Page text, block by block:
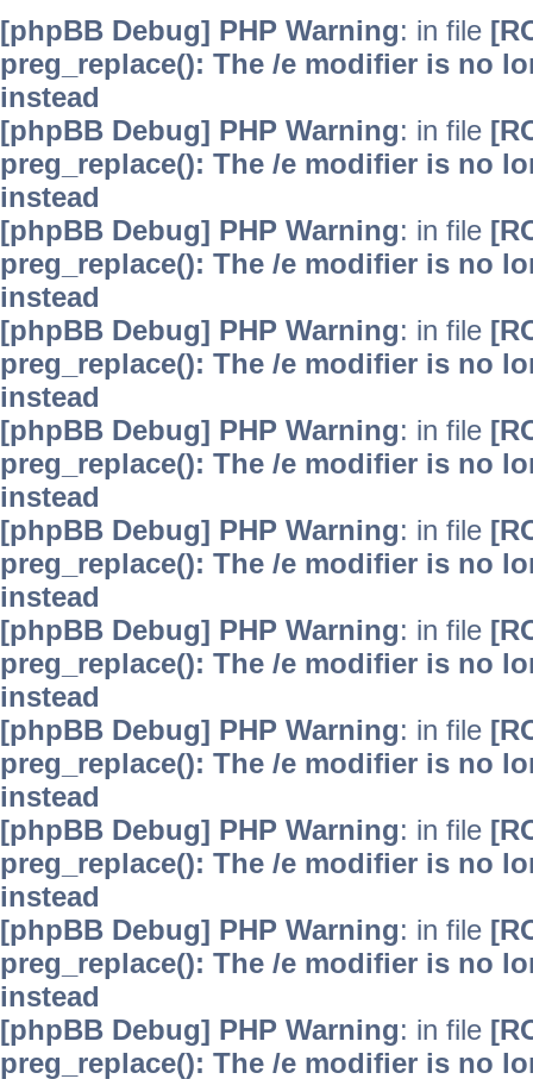
[phpBB Debug] PHP Warning: in file
preg_replace(): The /e modifier is no
instead
[phpBB Debug] PHP Warning: in file
preg_replace(): The /e modifier is no
instead
[phpBB Debug] PHP Warning: in file
preg_replace(): The /e modifier is no
instead
[phpBB Debug] PHP Warning: in file
preg_replace(): The /e modifier is no
instead
[phpBB Debug] PHP Warning: in file
preg_replace(): The /e modifier is no
instead
[phpBB Debug] PHP Warning: in file
preg_replace(): The /e modifier is no
instead
[phpBB Debug] PHP Warning: in file
preg_replace(): The /e modifier is no
instead
[phpBB Debug] PHP Warning: in file
preg_replace(): The /e modifier is no
instead
[phpBB Debug] PHP Warning: in file
preg_replace(): The /e modifier is no
instead
[phpBB Debug] PHP Warning: in file
preg_replace(): The /e modifier is no
instead
[phpBB Debug] PHP Warning: in file
preg_replace(): The /e modifier is no